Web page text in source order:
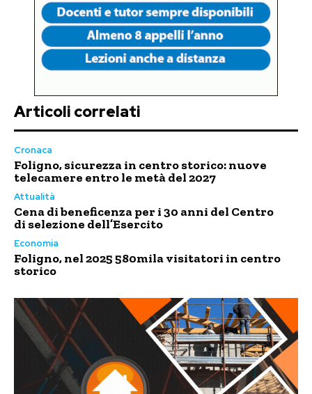
Articoli correlati
Cronaca
Foligno, sicurezza in centro storico: nuove
telecamere entro le metà del 2027
Attualità
Cena di beneficenza per i 30 anni del Centro
di selezione dell’Esercito
Economia
Foligno, nel 2025 580mila visitatori in centro
storico